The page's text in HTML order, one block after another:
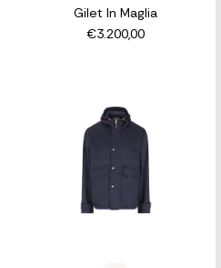
Gilet In Maglia
€3.200,00